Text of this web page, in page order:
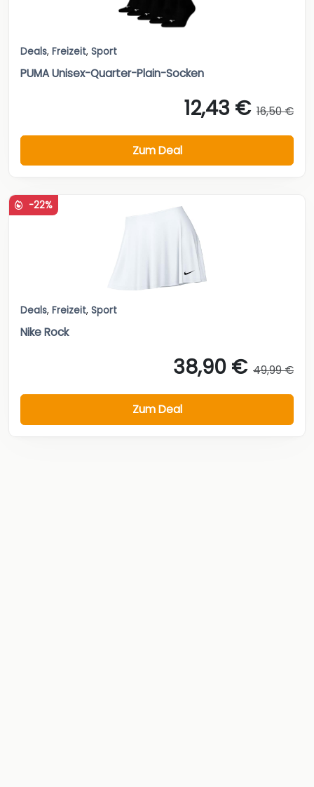
Deals, Freizeit, Sport
PUMA Unisex-Quarter-Plain-Socken
12,43 € 16,50 €
Zum Deal
-22%
Deals, Freizeit, Sport
Nike Rock
38,90 € 49,99 €
Zum Deal